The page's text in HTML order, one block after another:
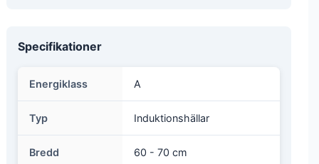
Specifikationer
Energiklass A
Typ Induktionshällar
Bredd 60 - 70 cm